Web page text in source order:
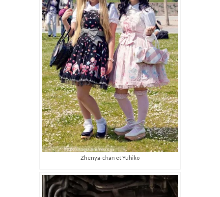
Zhenya-chan et Yuhiko